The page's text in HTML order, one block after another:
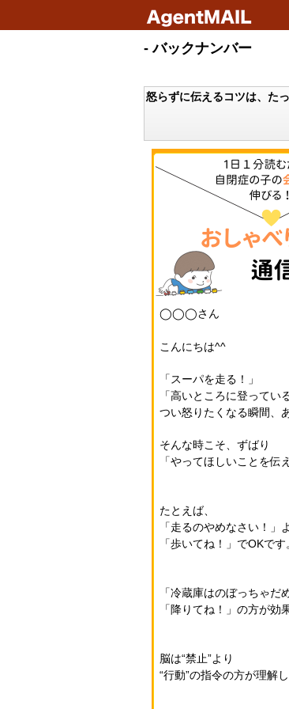
- バックナンバー
怒らずに伝えるコツは、たっ
◯◯◯さん
こんにちは^^
「スーパを走る！」
「高いところに登っている
つい怒りたくなる瞬間、
そんな時こそ、ずばり
「やってほしいことを伝
たとえば、
「走るのやめなさい！」
「歩いてね！」でOKです
「冷蔵庫はのぼっちゃだ
「降りてね！」の方が効
脳は“禁止”より
“行動”の指令の方が理解